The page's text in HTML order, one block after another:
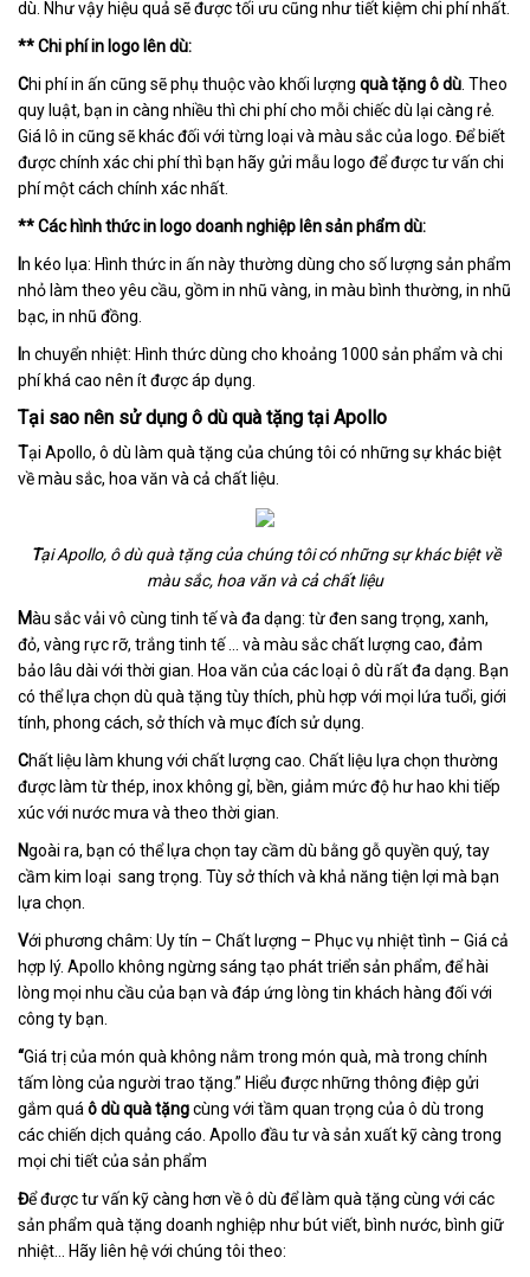
dù. Như vậy hiệu quả sẽ được tối ưu cũng như tiết kiệm chi phí nhất.
** Chi phí in logo lên dù:
Chi phí in ấn cũng sẽ phụ thuộc vào khối lượng quà tặng ô dù . Theo
quy luật, bạn in càng nhiều thì chi phí cho mỗi chiếc dù lại càng rẻ.
Giá lô in cũng sẽ khác đối với từng loại và màu sắc của logo. Để biết
được chính xác chi phí thì bạn hãy gửi mẫu logo để được tư vấn chi
phí một cách chính xác nhất.
** Các hình thức in logo doanh nghiệp lên sản phẩm dù:
n kéo lụa: Hình thức in ấn này thường dùng cho số lượng sản phẩm
nhỏ làm theo yêu cầu, gồm in nhũ vàng, in màu bình thường, in nhũ
bạc, in nhũ đồng.
n chuyển nhiệt: Hình thức dùng cho khoảng 1000 sản phẩm và chi
phí khá cao nên ít được áp dụng.
Tại sao nên sử dụng ô dù quà tặng tại Apollo
Tại Apollo, ô dù làm quà tặng của chúng tôi có những sự khác biệt
về màu sắc, hoa văn và cả chất liệu.
Tại Apollo, ô dù quà tặng của chúng tôi có những sự khác biệt về
màu sắc, hoa văn và cả chất liệu
Màu sắc vải vô cùng tinh tế và đa dạng: từ đen sang trọng, xanh,
đỏ, vàng rực rỡ, trắng tinh tế ... và màu sắc chất lượng cao, đảm
bảo lâu dài với thời gian. Hoa văn của các loại ô dù rất đa dạng. Bạn
có thể lựa chọn dù quà tặng tùy thích, phù hợp với mọi lứa tuổi, giới
tính, phong cách, sở thích và mục đích sử dụng.
Chất liệu làm khung với chất lượng cao. Chất liệu lựa chọn thường
được làm từ thép, inox không gỉ, bền, giảm mức độ hư hao khi tiếp
xúc với nước mưa và theo thời gian.
Ngoài ra, bạn có thể lựa chọn tay cầm dù bằng gỗ quyền quý, tay
cầm kim loại sang trọng. Tùy sở thích và khả năng tiện lợi mà bạn
lựa chọn.
Với phương châm: Uy tín – Chất lượng – Phục vụ nhiệt tình – Giá cả
hợp lý. Apollo không ngừng sáng tạo phát triển sản phẩm, để hài
lòng mọi nhu cầu của bạn và đáp ứng lòng tin khách hàng đối với
công ty bạn.
“Giá trị của món quà không nằm trong món quà, mà trong chính
tấm lòng của người trao tặng.” Hiểu được những thông điệp gửi
gắm quá ô dù quà tặngcùng với tầm quan trọng của ô dù trong
các chiến dịch quảng cáo. Apollo đầu tư và sản xuất kỹ càng trong
mọi chi tiết của sản phẩm
Để được tư vấn kỹ càng hơn về ô dù để làm quà tặng cùng với các
sản phẩm quà tặng doanh nghiệp như bút viết, bình nước, bình giữ
nhiệt… Hãy liên hệ với chúng tôi theo: